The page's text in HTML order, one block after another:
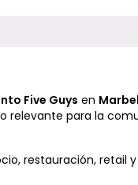
Five Guys en
relevante para la
restauración, retail